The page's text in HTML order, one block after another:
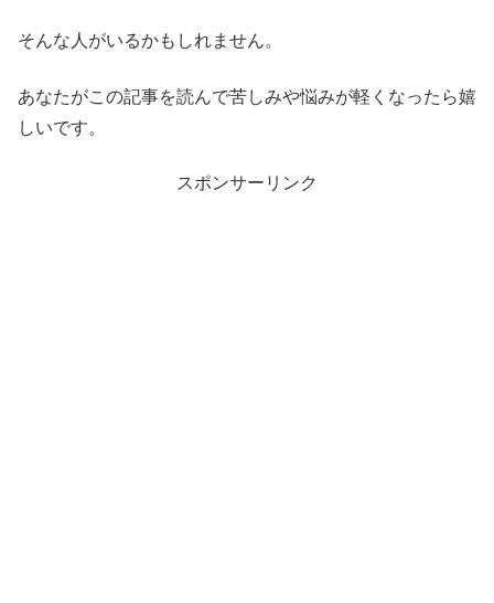
そんな人がいるかもしれません。
あなたがこの記事を読んで苦しみや悩みが軽くなったら嬉
しいです。
スポンサーリンク